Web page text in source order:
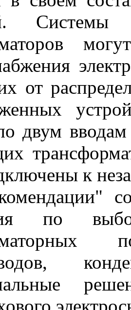
от
двум
к
по